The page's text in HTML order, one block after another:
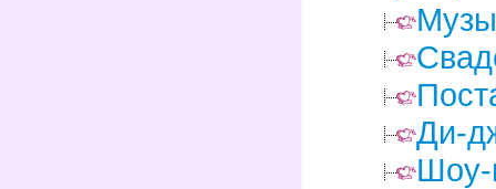
Ди-
Шоу-